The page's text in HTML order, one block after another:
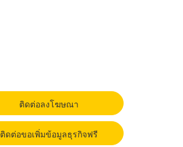
ติดต่อลงโฆษณา
ติดต่อขอเพิ่มข้อมูลธุรกิจฟรี